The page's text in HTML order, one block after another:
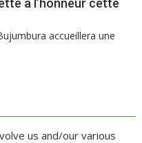
à l’honneur cette
accueillera une
us and/our various